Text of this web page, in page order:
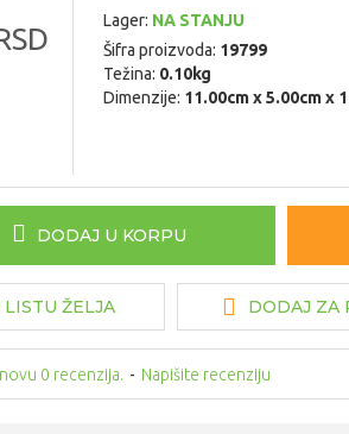
0 recenzija. - Napišite recenziju
Lager: NA STANJU
Šifra proizvoda: 19799
Težina: 0.10kg
Dimenzije: 11.00cm x 5.00cm x
DODAJ U KORPU
ŽELJA DODAJ ZA